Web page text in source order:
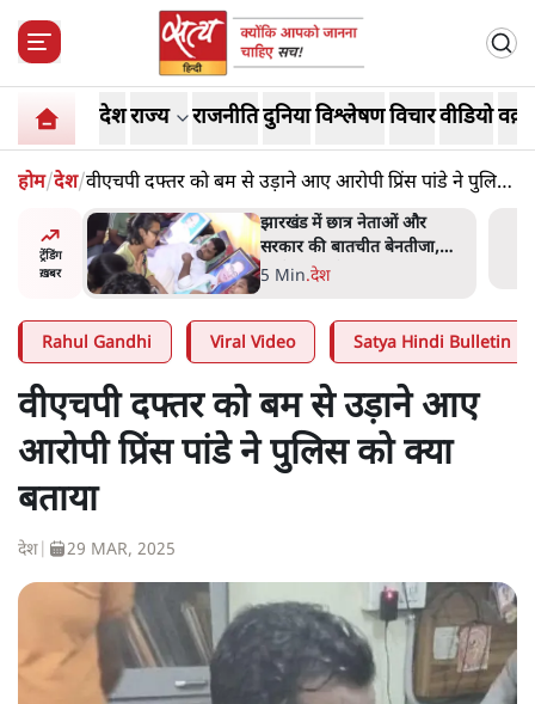
देशराज्य राजनीतिदुनियाविश्लेषणविचारवीडियो
होम/देश/वीएचपी दफ्तर को बम से उड़ाने आए आरोपी प्रिंस पांडे ने पुलिस
को क्या बताया
ट्रेंडिंग
ख़बर
' अंडों
सेनानी
झारखंड में छात्र नेताओं और
सरकार की बातचीत बेनतीजा,
आंदोलन जारी
5 Min.देश
Rahul Gandhi Viral Video Satya Hindi Bulletin
वीएचपी दफ्तर को बम से उड़ाने आए
आरोपी प्रिंस पांडे ने पुलिस को क्या
बताया
देश 29 MAR, 2025